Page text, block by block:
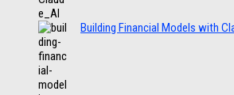
Building Financial Models with